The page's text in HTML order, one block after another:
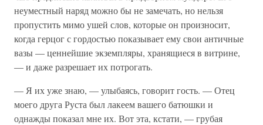
неуместный наряд можно бы не замечать, но нельзя
пропустить мимо ушей слов, которые он произносит,
когда герцог с гордостью показывает ему свои античные
вазы — ценнейшие экземпляры, хранящиеся в витрине,
— и даже разрешает их потрогать.
— Я их уже знаю, — улыбаясь, говорит гость. — Отец
моего друга Руста был лакеем вашего батюшки и
однажды показал мне их. Вот эта, кстати, — грубая